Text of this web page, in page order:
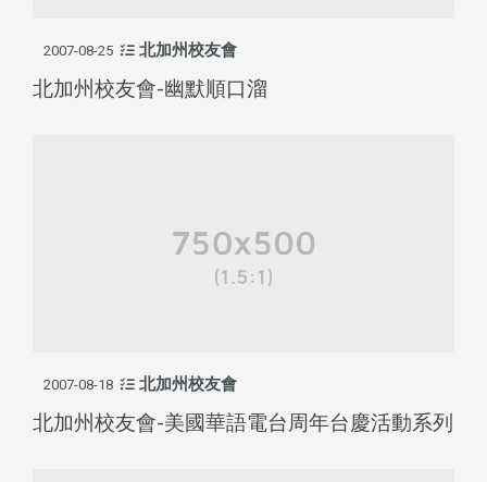
2007-08-25 北加州校友會
北加州校友會-幽默順口溜
2007-08-18 北加州校友會
北加州校友會-美國華語電台周年台慶活動系列